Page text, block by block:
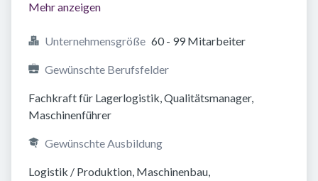
Mehr anzeigen
Unternehmensgröße 60 - 99 Mitarbeiter
Gewünschte Berufsfelder
Fachkraft für Lagerlogistik, Qualitätsmanager,
Maschinenführer
Gewünschte Ausbildung
Logistik / Produktion, Maschinenbau,